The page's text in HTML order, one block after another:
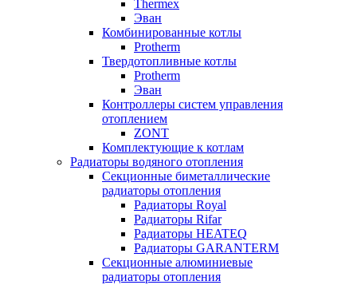
Thermex
Эван
Комбинированные котлы
Protherm
Твердотопливные котлы
Protherm
Эван
Контроллеры систем управления
отоплением
ZONT
Комплектующие к котлам
Радиаторы водяного отопления
Секционные биметаллические
радиаторы отопления
Радиаторы Royal
Радиаторы Rifar
Радиаторы HEATEQ
Радиаторы GARANTERM
Секционные алюминиевые
радиаторы отопления